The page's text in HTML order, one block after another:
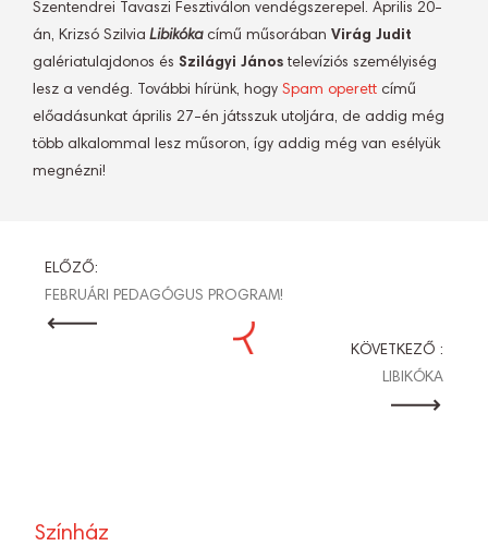
Szentendrei Tavaszi Fesztiválon vendégszerepel. Április 20-
án, Krizsó Szilvia Libikókacímű műsorában Virág Judit
galériatulajdonos és Szilágyi János televíziós személyiség
lesz a vendég. További hírünk, hogy Spam operett című
előadásunkat április 27-én játsszuk utoljára, de addig még
több alkalommal lesz műsoron, így addig még van esélyük
megnézni!
BEJEGYZÉS
NAVIGÁCIÓ
ELŐZŐ:
FEBRUÁRI PEDAGÓGUS PROGRAM!
KÖVETKEZŐ :
LIBIKÓKA
Színház